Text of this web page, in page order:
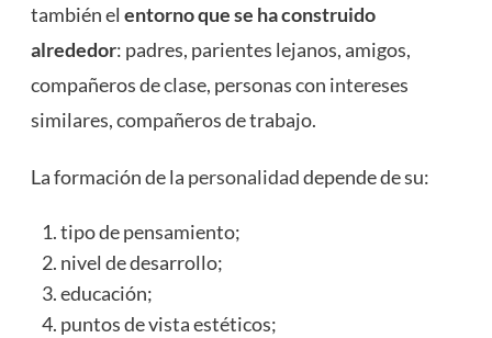
también el entorno que se ha construido
alrededor: padres, parientes lejanos, amigos,
compañeros de clase, personas con intereses
similares, compañeros de trabajo.
La formación de la personalidaddepende de su:
tipo de pensamiento;
nivel de desarrollo;
educación;
puntos de vista estéticos;